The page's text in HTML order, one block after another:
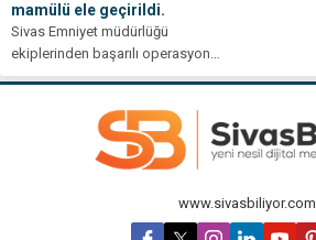
mamülü ele geçirildi.
Sivas Emniyet müdürlüğü
ekiplerinden başarılı operasyon…
Sivas Emniyet Müdürlüğü Kaçakçılık
www.sivasbiliyor.com